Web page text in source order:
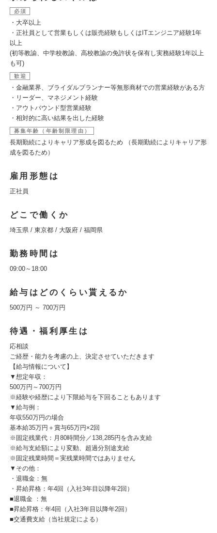
必須
・大卒以上
・正社員として営業もしくは販売経験もしくはITエンジニア経験1年
以上
(初等教諭、中学校教諭、高校教諭の免許状を保有し実務経験1年以上
も可)
歓迎
・金融業界、ブライダルプランナー等無形商材での営業経験がある方
・リーダー、マネジメント経験
・アウトバウンド型営業経験
・相対的に高い結果を出した経験
募集年齢（年齢制限理由）
長期勤続によりキャリア形成を図るため （長期勤続によりキャリア形
成を図るため）
雇用形態は
正社員
どこで働くか
埼玉県 / 東京都 / 大阪府 / 福岡県
勤務時間は
09:00～18:00
給与はどのくらい貰えるか
500万円 ～ 700万円
待遇・福利厚生は
応相談
ご経歴・能力を考慮の上、決定させていただきます
【給与情報について】
▼想定年収：
500万円～700万円
※経験や経歴により下限給与を下回ることもあります
▼給与例：
年収550万円の場合
基本給35万円＋賞与65万円×2回
※固定残業代：月80時間分／138,285円を含み支給
※給与支給額により変動、超過分別途支給
※固定残業時間＝実残業時間ではありません
▼その他：
・退職金：無
・昇給昇格：年4回（入社3年目以降年2回）
■退職金 ：無
■昇給昇格：年4回（入社3年目以降年2回）
■交通費支給（当社規定による）